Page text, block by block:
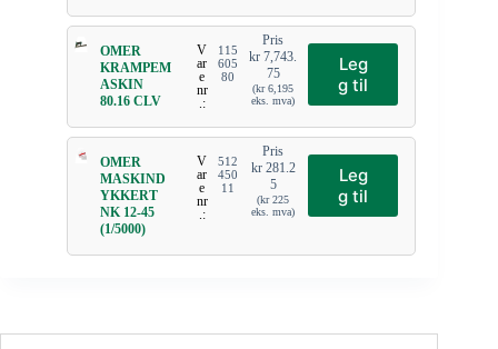
OMER
KRAMPEM
ASKIN
80.16 CLV
V
ar
e
nr
.:
115
605
80
Pris
kr 7,743.
75
(kr6,195
eks. mva)
Leg
g til
OMER
MASKIND
YKKERT
NK 12-45
(1/5000)
V
ar
e
nr
.:
512
450
11
Pris
kr281.2
5
(kr225
eks. mva)
Leg
g til